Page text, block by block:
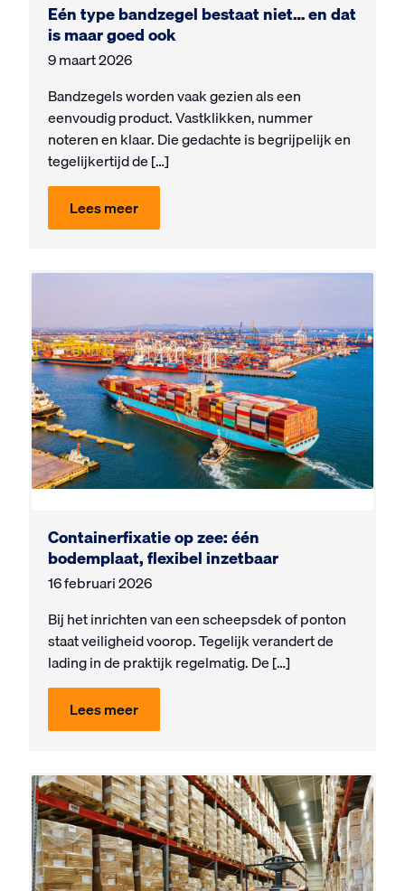
Eén type bandzegel bestaat niet… en dat
is maar goed ook
9 maart 2026
Bandzegels worden vaak gezien als een
eenvoudig product. Vastklikken, nummer
noteren en klaar. Die gedachte is begrijpelijk en
tegelijkertijd de […]
Lees meer
Containerfixatie op zee: één
bodemplaat, flexibel inzetbaar
16 februari 2026
Bij het inrichten van een scheepsdek of ponton
staat veiligheid voorop. Tegelijk verandert de
lading in de praktijk regelmatig. De […]
Lees meer